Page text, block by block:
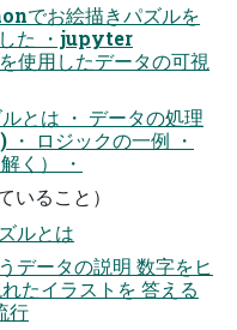
でお絵描きパズルを
した ・jupyter
用したデータの可視
とは ・ データの処理
ロジックの一例 ・
く） ・
いること）
ルとは
データの説明 数字をヒ
たイラストを 答える
行